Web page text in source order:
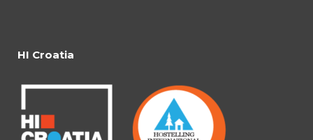
HI Croatia